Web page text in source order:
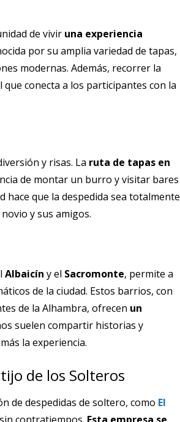
de vivir una experiencia
por su amplia variedad de tapas,
modernas. Además, recorrer la
conecta a los participantes con la
y risas. La ruta de tapas en
de montar un burro y visitar bares
hace que la despedida sea totalmente
y sus amigos.
Albaicín y el Sacromonte, permite a
de la ciudad. Estos barrios, con
de la Alhambra, ofrecen un
suelen compartir historias y
la experiencia.
de los Solteros
de despedidas de soltero, como El